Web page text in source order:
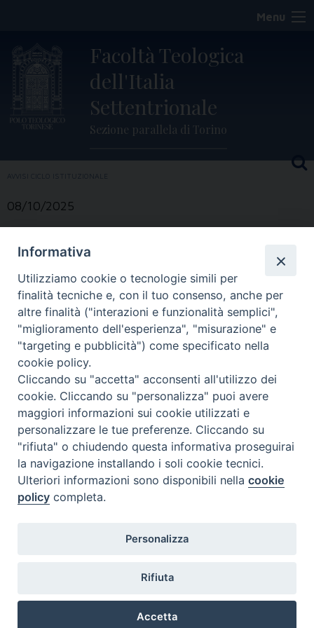
content
Menu
Facoltà Teologica
dell'Italia
Settentrionale
Sezione parallela di Torino
AVVISI CICLO ISTITUZIONALE
08/10/2025
Ciclo istituzionale –
Assemblea d’Istituto
Si segnala che in data 5 novembre 2025 dalle ore 15,00 alle ore
16,00 è convocata l’assemblea d’Istituto
FONDAZIONE POLO TEOLOGICO
TORINESE
Tel. 011.4360249
Informativa
Utilizziamo cookie o tecnologie simili per
finalità tecniche e, con il tuo consenso, anche per
altre finalità ("interazioni e funzionalità semplici",
"miglioramento dell'esperienza", "misurazione" e
"targeting e pubblicità") come specificato nella
cookie policy.
Cliccando su "accetta" acconsenti all'utilizzo dei
cookie. Cliccando su "personalizza" puoi avere
maggiori informazioni sui cookie utilizzati e
personalizzare le tue preferenze. Cliccando su
"rifiuta" o chiudendo questa informativa proseguirai
la navigazione installando i soli cookie tecnici.
Ulteriori informazioni sono disponibili nellacookie
policy completa.
Personalizza
Rifiuta
Accetta